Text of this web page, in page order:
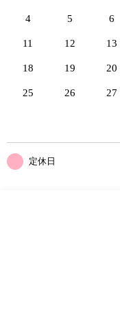
4 5 6
11 12 13
18 19 20
25 26 27
定休日